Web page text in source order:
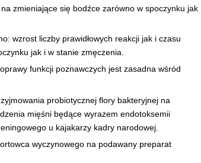
zmieniające się bodźce zarówno w spoczynku jak
wzrost liczby prawidłowych reakcji jak i czasu
jak i w stanie zmęczenia.
funkcji poznawczych jest zasadna wśród
probiotycznej flory bakteryjnej na
mięśni będące wyrazem endotoksemii
u kajakarzy kadry narodowej.
wyczynowego na podawany preparat